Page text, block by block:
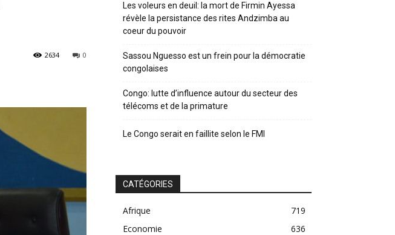
0
2634
Les voleurs en deuil: la mort de Firmin Ayessa
révèle la persistance des rites Andzimba au
coeur du pouvoir
Sassou Nguesso est un frein pour la démocratie
congolaises
Congo: lutte d’influence autour du secteur des
télécoms et de la primature
Le Congo serait en faillite selon le FMI
CATÉGORIES
Afrique
719
Economie
636